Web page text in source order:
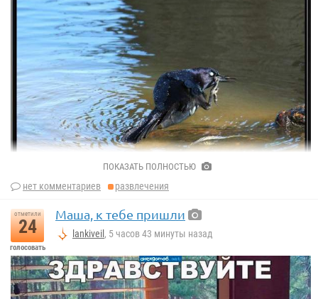
ПОКАЗАТЬ ПОЛНОСТЬЮ
нет комментариев развлечения
отметили
24
голосовать
Маша, к тебе пришли
lankiveil , 5 часов 43 минуты назад